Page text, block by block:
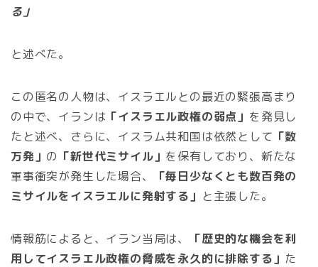
る」
と述べた。
この匿名の人物は、イスラエルとの最近の緊張高まり
の中で、イランは 「イスラエル政権の弱点」 を発見し
たと述べ、さらに、イスラム共和国は依然として 「数
万発」 の 「新世代ミサイル」 を保有しており、新たな
軍事衝突が発生した場合、
「毎日少なくとも数百発の
ミサイルをイスラエルに発射する」 と主張した。
情報筋によると、イラン当局は、
「歴史的な機会を利
用してイスラエル政権の脅威を永久的に排除する」 た